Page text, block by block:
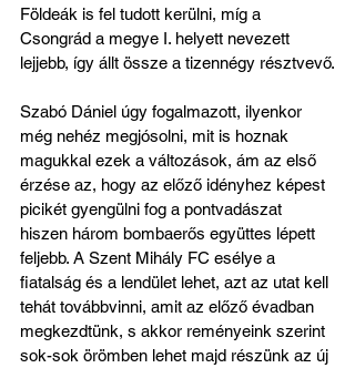
Földeák is fel tudott kerülni, míg a
Csongrád a megye I. helyett nevezett
lejjebb, így állt össze a tizennégy résztvevő.
Szabó Dániel úgy fogalmazott, ilyenkor
még nehéz megjósolni, mit is hoznak
magukkal ezek a változások, ám az első
érzése az, hogy az előző idényhez képest
picikét gyengülni fog a pontvadászat
hiszen három bombaerős együttes lépett
feljebb. A Szent Mihály FC esélye a
fiatalság és a lendület lehet, azt az utat kell
tehát továbbvinni, amit az előző évadban
megkezdtünk, s akkor reményeink szerint
sok-sok örömben lehet majd részünk az új